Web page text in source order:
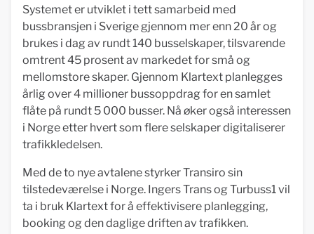
Systemet er utviklet i tett samarbeid med
bussbransjen i Sverige gjennom mer enn 20 år og
brukes i dag av rundt 140 busselskaper, tilsvarende
omtrent 45 prosent av markedet for små og
mellomstore skaper. Gjennom Klartext planlegges
årlig over 4 millioner bussoppdrag for en samlet
flåte på rundt 5 000 busser. Nå øker også interessen
i Norge etter hvert som flere selskaper digitaliserer
trafikkledelsen.
Med de to nye avtalene styrker Transiro sin
tilstedeværelse i Norge. Ingers Trans og Turbuss1 vil
ta i bruk Klartext for å effektivisere planlegging,
booking og den daglige driften av trafikken.